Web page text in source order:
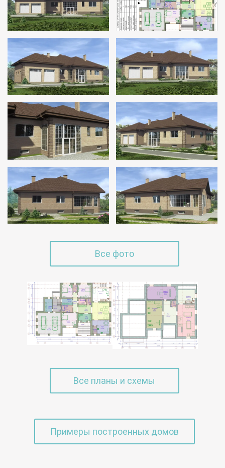
Все фото
Все планы и схемы
Примеры построенных домов